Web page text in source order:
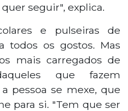
seguir", explica.
e pulseiras de
todos os gostos. Mas
mais carregados de
que fazem
pessoa se mexe, que
para si. "Tem que ser